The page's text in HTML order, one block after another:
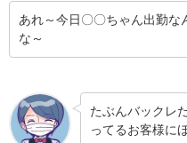
あれ～今日〇〇ちゃん出勤な
な～
たぶんバックレ
ってるお客様に